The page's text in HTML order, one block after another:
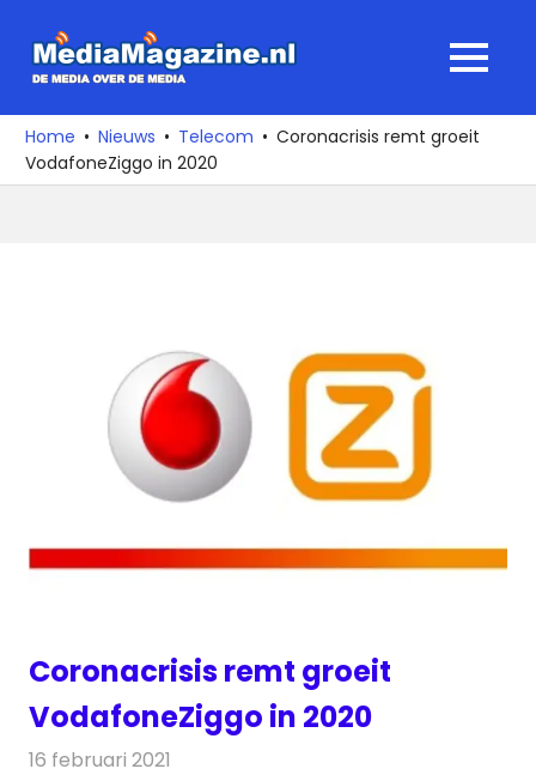
naar
media
over
de
MENU
Home Nieuws Telecom
Coronacrisis remt groeit
VodafoneZiggo in 2020
Coronacrisis remt groeit
VodafoneZiggo in 2020
16 februari 2021